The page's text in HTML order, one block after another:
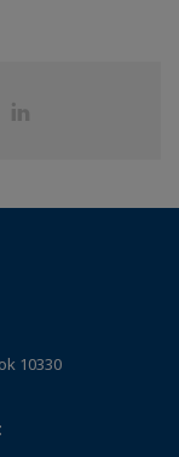
Partager
10330